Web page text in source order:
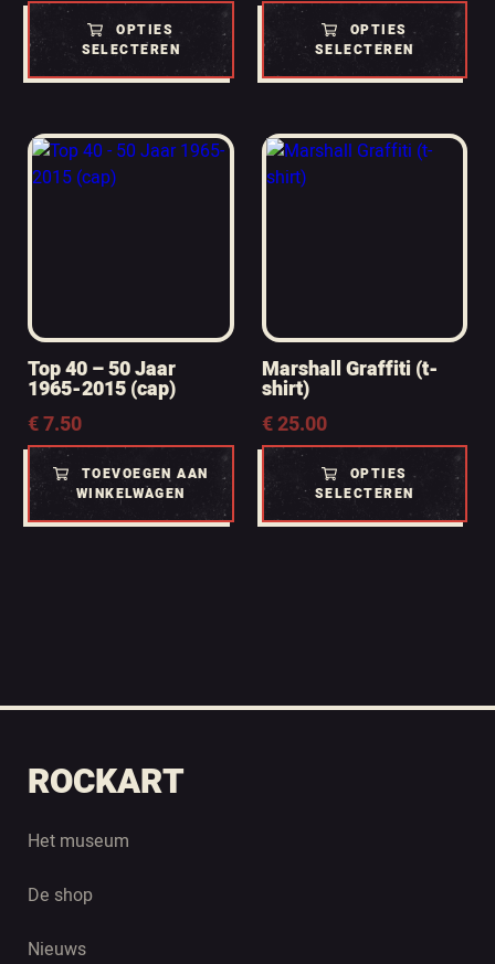
OPTIES
SELECTEREN
OPTIES
SELECTEREN
Top 40 – 50 Jaar
1965-2015 (cap)
€7.50
TOEVOEGEN AAN
WINKELWAGEN
Marshall Graffiti (t-
shirt)
€25.00
OPTIES
SELECTEREN
ROCKART
Het museum
De shop
Nieuws